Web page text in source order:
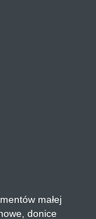
małej
donice